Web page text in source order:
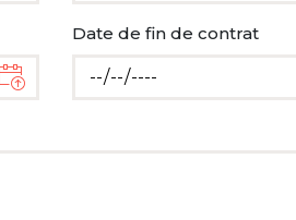
Date de fin de contrat